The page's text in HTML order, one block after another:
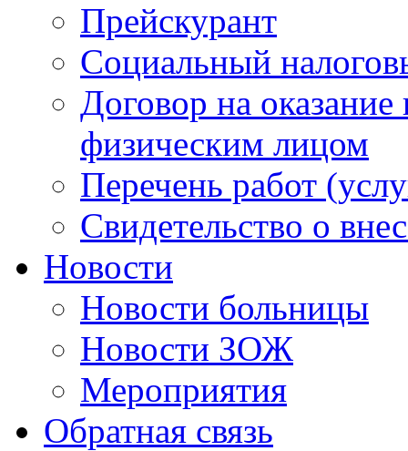
Прейскурант
Социальный
Договор на
физическим лицом
Перечень работ
Свидетельство о
Новости
Новости больницы
Новости ЗОЖ
Мероприятия
Обратная связь